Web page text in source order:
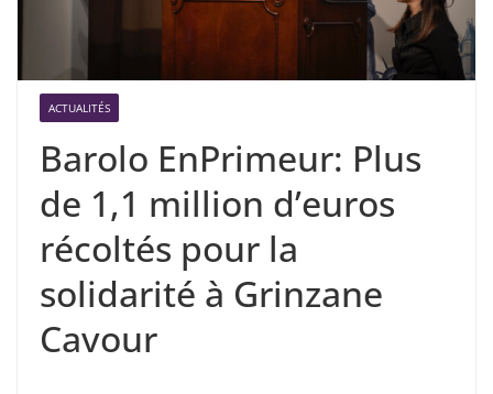
ACTUALITÉS
Barolo EnPrimeur: Plus
de 1,1 million d’euros
récoltés pour la
solidarité à Grinzane
Cavour